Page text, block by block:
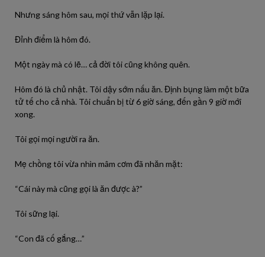
Nhưng sáng hôm sau, mọi thứ vẫn lặp lại.
Đỉnh điểm là hôm đó.
Một ngày mà có lẽ… cả đời tôi cũng không quên.
Hôm đó là chủ nhật. Tôi dậy sớm nấu ăn. Định bụng làm một bữa
tử tế cho cả nhà. Tôi chuẩn bị từ 6 giờ sáng, đến gần 9 giờ mới
xong.
Tôi gọi mọi người ra ăn.
Mẹ chồng tôi vừa nhìn mâm cơm đã nhăn mặt:
“Cái này mà cũng gọi là ăn được à?”
Tôi sững lại.
“Con đã cố gắng…”